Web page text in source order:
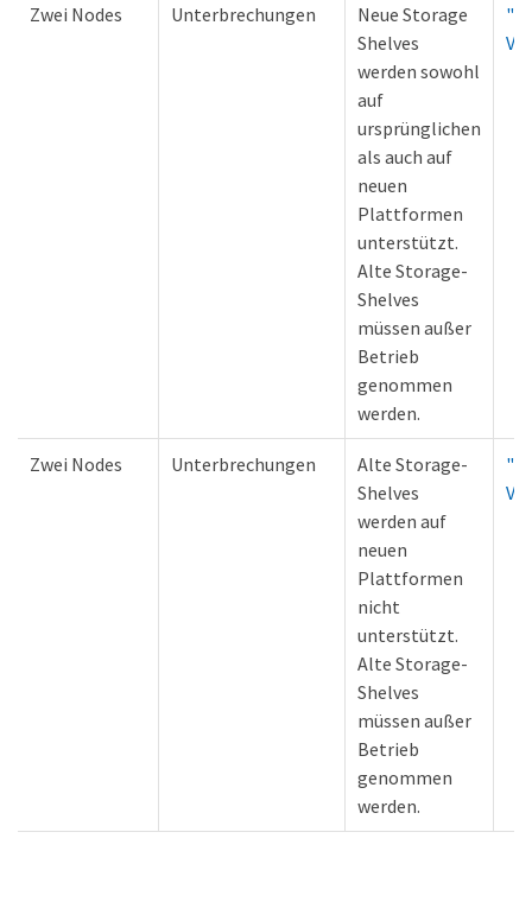
Zwei Nodes Unterbrechungen
Neue Storage
Shelves
werden sowohl
auf
ursprünglichen
als auch auf
neuen
Plattformen
unterstützt.
Alte Storage-
Shelves
müssen außer
Betrieb
genommen
werden.
Zwei Nodes Unterbrechungen
Alte Storage-
Shelves
werden auf
neuen
Plattformen
nicht
unterstützt.
Alte Storage-
Shelves
müssen außer
Betrieb
genommen
werden.